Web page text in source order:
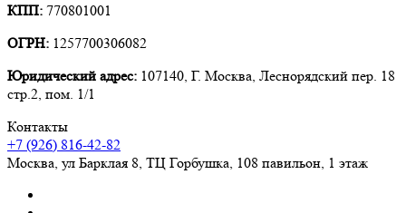
КПП: 770801001
ОГРН: 1257700306082
Юридический адрес: 107140, Г. Москва, Леснорядский пер. 18
стр.2, пом. 1/1
Контакты
+7 (926) 816-42-82
Москва, ул Барклая 8, ТЦ Горбушка, 108 павильон, 1 этаж